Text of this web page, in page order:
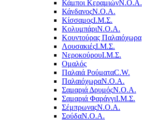
Κάμποι ΚεραμιώνΝ.Ο.Α.
ΚάνδανοςΝ.Ο.Α.
ΚίσσαμοςΙ.Μ.Σ.
ΚολυμπάριΝ.Ο.Α.
Κουντούρας Παλαιόχωρα
ΛουσακιέςΙ.Μ.Σ.
ΝεροκούρουΙ.Μ.Σ.
Ομαλός
Παλαιά ΡούματαC.W.
ΠαλαιόχωραΝ.Ο.Α.
Σαμαριά ΔρυμόςΝ.Ο.Α.
Σαμαριά ΦαράγγιΙ.Μ.Σ.
ΣέμπρωναςΝ.Ο.Α.
ΣούδαΝ.Ο.Α.